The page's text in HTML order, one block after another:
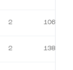
2 106 m²
2 138 m²